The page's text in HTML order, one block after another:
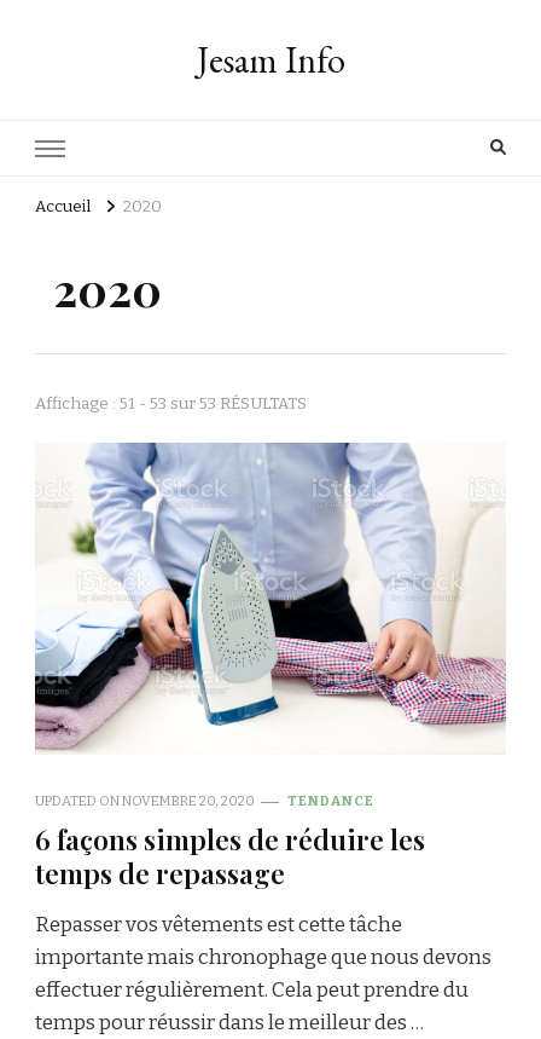
Jesam Info
Accueil 2020
2020
Affichage : 51 - 53 sur 53 RÉSULTATS
UPDATED ONNOVEMBRE 20, 2020 TENDANCE
6 façons simples de réduire les
temps de repassage
Repasser vos vêtements est cette tâche
importante mais chronophage que nous devons
effectuer régulièrement. Cela peut prendre du
temps pour réussir dans le meilleur des …